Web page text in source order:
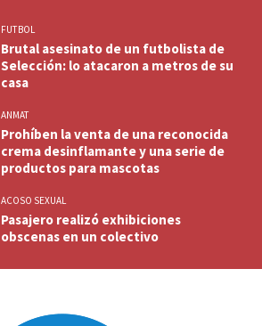
FUTBOL
Brutal asesinato de un futbolista de
Selección: lo atacaron a metros de su
casa
ANMAT
Prohíben la venta de una reconocida
crema desinflamante y una serie de
productos para mascotas
ACOSO SEXUAL
Pasajero realizó exhibiciones
obscenas en un colectivo